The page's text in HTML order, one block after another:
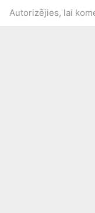
Autorizējies, lai